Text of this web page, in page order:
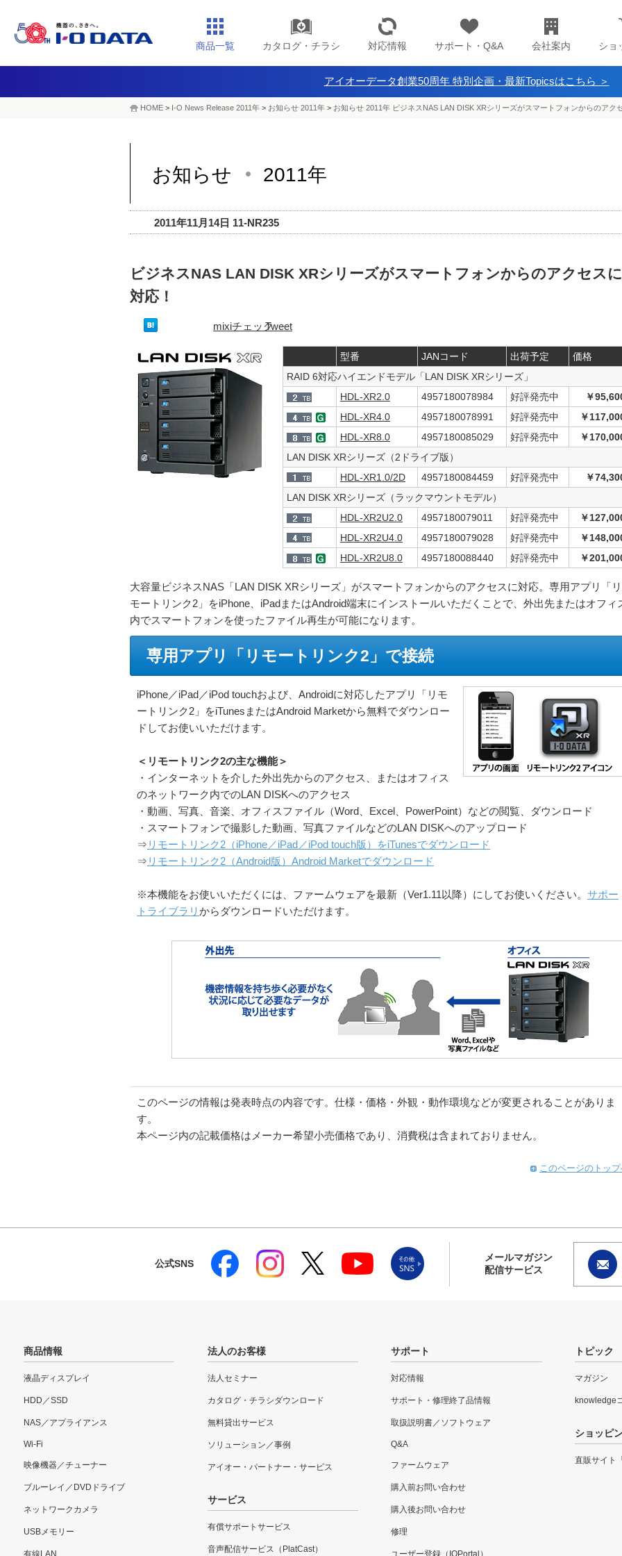
商品一覧 カタログ・チラシ 対応情報 サポート・Q&A 会社案内 ショ
アイオーデータ創業50周年 特別企画・最新Topicsはこちら ＞
HOME > I-O News Release 2011年 > お知らせ 2011年 > お知らせ 2011年 ビジネスNAS LAN DISK XRシリーズがスマートフォンからのアク
お知らせ 2011年
2011年11月14日 11-NR235
ビジネスNAS LAN DISK XRシリーズがスマートフォンからのアクセスに
対応！
mixiチェックTweet
型番 JANコード 出荷予定
価格
RAID 6対応ハイエンドモデル「LAN DISK XRシリーズ」
HDL-XR2.0
4957180078984 好評発売中
￥
HDL-XR4.0
4957180078991 好評発売中
￥
HDL-XR8.0
4957180085029 好評発売中
￥
LAN DISK XRシリーズ（2ドライブ版）
HDL-XR1.0/2D
4957180084459 好評発売中
￥
LAN DISK XRシリーズ（ラックマウントモデル）
HDL-XR2U2.0
4957180079011 好評発売中
￥
HDL-XR2U4.0
4957180079028 好評発売中
￥
HDL-XR2U8.0
4957180088440 好評発売中 ￥
大容量ビジネスNAS「LAN DISK XRシリーズ」がスマートフォンからのアクセスに対応。専用アプリ「リ
モートリンク2」をiPhone、iPadまたはAndroid端末にインストールいただくことで、外出先またはオフィ
内でスマートフォンを使ったファイル再生が可能になります。
専用アプリ「リモートリンク2」で接続
iPhone／iPad／iPod touchおよび、Androidに対応したアプリ「リモ
ートリンク2」をiTunesまたはAndroid Marketから無料でダウンロー
ドしてお使いいただけます。
＜リモートリンク2の主な機能＞
・インターネットを介した外出先からのアクセス、またはオフィス
のネットワーク内でのLAN DISKへのアクセス
・動画、写真、音楽、オフィスファイル（Word、Excel、PowerPoint）などの閲覧、ダウンロード
・スマートフォンで撮影した動画、写真ファイルなどのLAN DISKへのアップロード
⇒ リモートリンク2（iPhone／iPad／iPod touch版）をiTunesでダウンロード
⇒ リモートリンク2（Android版）Android Marketでダウンロード
※本機能をお使いいただくには、ファームウェアを最新（Ver1.11以降）にしてお使いください。 サポー
トライブラリ からダウンロードいただけます。
このページの情報は発表時点の内容です。仕様・価格・外観・動作環境などが変更されることがありま
す。
本ページ内の記載価格はメーカー希望小売価格であり、消費税は含まれておりません。
このページのトッ
公式SNS
メールマガジン
配信サービス
商品情報
液晶ディスプレイ
HDD／SSD
NAS／アプライアンス
Wi-Fi
映像機器／チューナー
ブルーレイ／DVDドライブ
ネットワークカメラ
USBメモリー
有線LAN
法人のお客様
法人セミナー
カタログ・チラシダウンロード
無料貸出サービス
ソリューション／事例
アイオー・パートナー・サービス
サービス
有償サポートサービス
音声配信サービス（PlatCast）
サポート
対応情報
サポート・修理終了品情報
取扱説明書／ソフトウェア
Q&A
ファームウェア
購入前お問い合わせ
購入後お問い合わせ
修理
ユーザー登録（IOPortal）
トピック
マガジン
knowledge
ショッピ
直販サイト